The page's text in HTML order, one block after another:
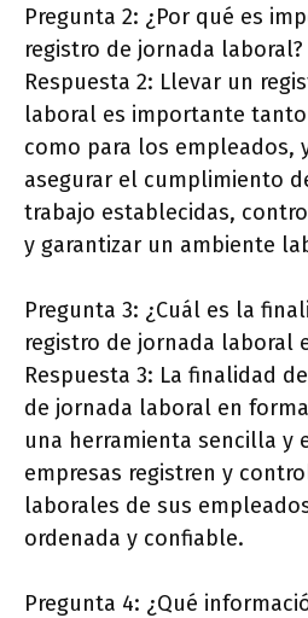
Pregunta 2: ¿Por qué es
registro de jornada laboral?
Respuesta 2: Llevar un
laboral es importante
como para los empleados,
asegurar el cumplimiento
trabajo establecidas,
y garantizar un ambiente
Pregunta 3: ¿Cuál es la
registro de jornada laboral
Respuesta 3: La finalidad
de jornada laboral en
una herramienta sencilla y
empresas registren y
laborales de sus
ordenada y confiable.
Pregunta 4: ¿Qué